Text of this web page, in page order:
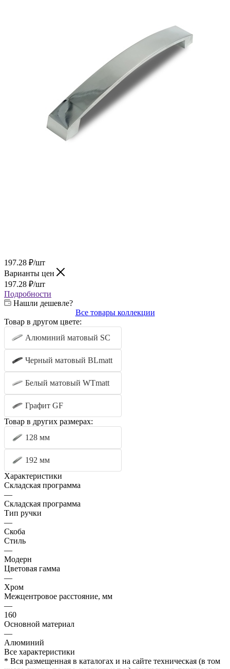
197.28 ₽/шт
Варианты цен
197.28 ₽/шт
Подробности
Нашли дешевле?
Все товары коллекции
Товар в другом цвете:
Алюминий матовый SC
Черный матовый BLmatt
Белый матовый WTmatt
Графит GF
Товар в других размерах:
128 мм
192 мм
Характеристики
Складская программа
—
Складская программа
Тип ручки
—
Скоба
Стиль
—
Модерн
Цветовая гамма
—
Хром
Межцентровое расстояние, мм
—
160
Основной материал
—
Алюминий
Все характеристики
* Вся размещенная в каталогах и на сайте техническая (в том